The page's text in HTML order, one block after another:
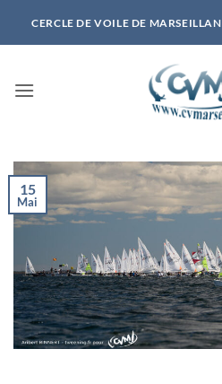
CERCLE DE VOILE DE MARSEILLAN
15
Mai